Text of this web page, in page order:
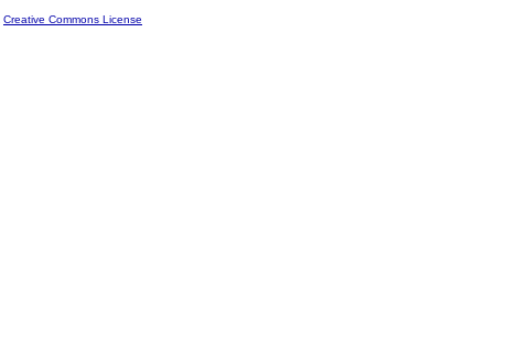
Creative Commons License